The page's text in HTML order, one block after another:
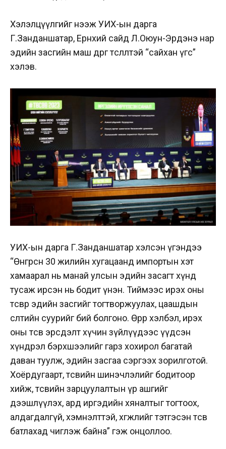
Хэлэлцүүлгийг нээж УИХ-ын дарга
Г.Занданшатар, Ерөнхий сайд Л.Оюун-Эрдэнэ нар
эдийн засгийн маш өөдрөг төсөөлөлтэй “сайхан үгс”
хэлэв.
УИХ-ын дарга Г.Занданшатар хэлсэн үгэндээ
“Өнгөрсөн 30 жилийн хугацаанд импортын хэт
хамаарал нь манай улсын эдийн засагт хүнд
тусаж ирсэн нь бодит үнэн. Тиймээс ирэх оны
төсвөөр эдийн засгийг тогтворжуулах, цаашдын
өсөлтийн суурийг бий болгоно. Өөрөөр хэлбэл, ирэх
оны төсөв эрсдэлт хүчин зүйлүүдээс үүдсэн
хүндрэл бэрхшээлийг гарз хохирол багатай
даван туулж, эдийн засгаа сэргээх зорилготой.
Хоёрдугаарт, төсвийн шинэчлэлийг бодитоор
хийж, төсвийн зарцуулалтын үр ашгийг
дээшлүүлэх, ард иргэдийн хяналтыг тогтоох,
алдагдалгүй, хэмнэлттэй, хөгжлийг тэтгэсэн төсөв
батлахад чиглэж байна” гэж онцоллоо.